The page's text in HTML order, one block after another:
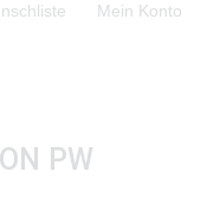
Mein Konto
PW